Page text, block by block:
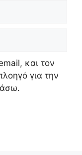
και τον
για την